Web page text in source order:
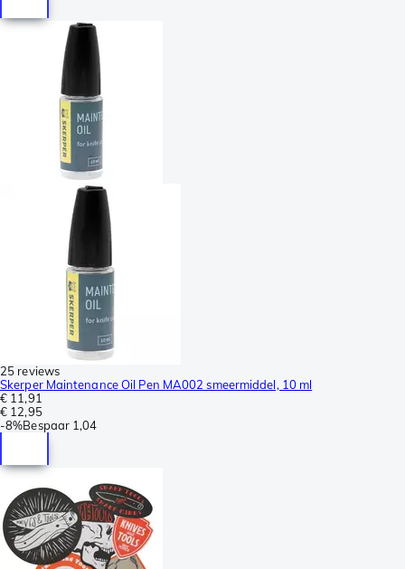
25 reviews
Skerper Maintenance Oil Pen MA002 smeermiddel, 10 ml
€ 11,91
€ 12,95
-8%Bespaar 1,04